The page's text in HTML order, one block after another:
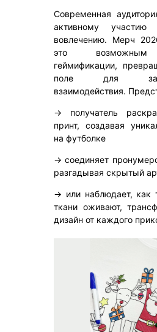
Современная
активному участию
вовлечению. Мерч
это возможным
геймификации,
поле для
взаимодействия.
→ получатель
принт, создавая
на футболке
→ соединяет
разгадывая скрытый
→ или наблюдает, как
ткани оживают,
дизайн от каждого